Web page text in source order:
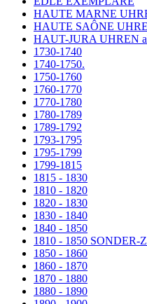
HAUTE MARNE
HAUTE SAÔNE
HAUT-JURA UHREN
1730-1740
1740-1750.
1750-1760
1760-1770
1770-1780
1780-1789
1789-1792
1793-1795
1795-1799
1799-1815
1815 - 1830
1810 - 1820
1820 - 1830
1830 - 1840
1840 - 1850
1810 - 1850 SONDER-
1850 - 1860
1860 - 1870
1870 - 1880
1880 - 1890